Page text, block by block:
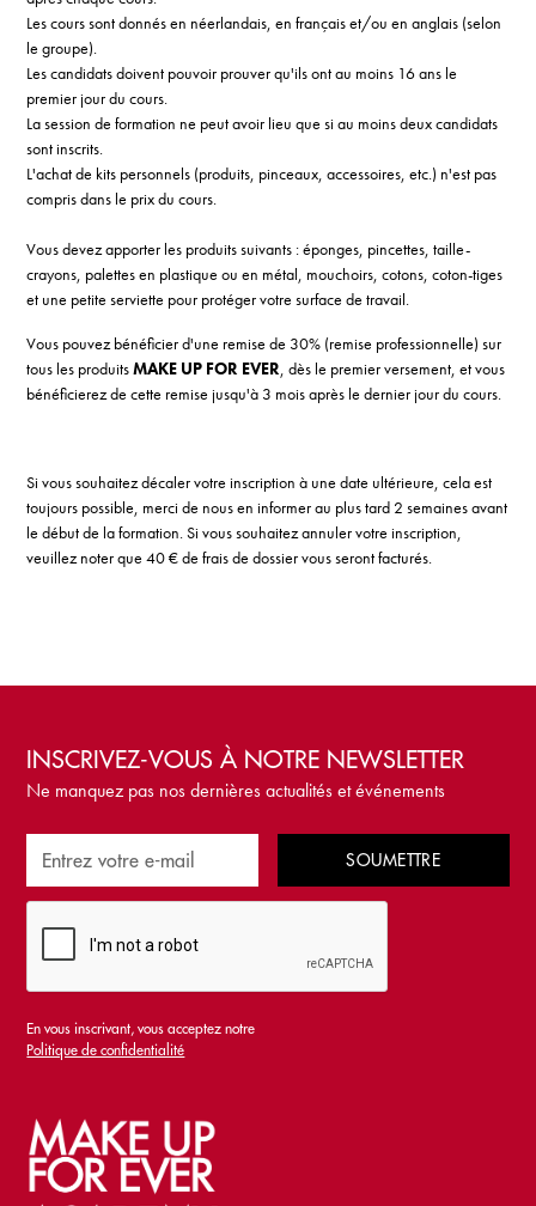
Les cours sont donnés en néerlandais, en français et/ou en anglais (selon
le groupe).
Les candidats doivent pouvoir prouver qu'ils ont au moins 16 ans le
premier jour du cours.
La session de formation ne peut avoir lieu que si au moins deux candidats
sont inscrits.
L'achat de kits personnels (produits, pinceaux, accessoires, etc.) n'est pas
compris dans le prix du cours.
Vous devez apporter les produits suivants : éponges, pincettes, taille-
crayons, palettes en plastique ou en métal, mouchoirs, cotons, coton-tiges
et une petite serviette pour protéger votre surface de travail.
Vous pouvez bénéficier d'une remise de 30% (remise professionnelle) sur
tous les produitsMAKE UP FOR EVER, dès le premier versement, et vous
bénéficierez de cette remise jusqu'à 3 mois après le dernier jour du cours.
Si vous souhaitez décaler votre inscription à une date ultérieure, cela est
toujours possible, merci de nous en informer au plus tard 2 semaines avant
le début de la formation. Si vous souhaitez annuler votre inscription,
veuillez noter que 40 € de frais de dossier vous seront facturés.
INSCRIVEZ-VOUS À NOTRE NEWSLETTER
Ne manquez pas nos dernières actualités et événements
En vous inscrivant, vous acceptez notre
Politique de confidentialité